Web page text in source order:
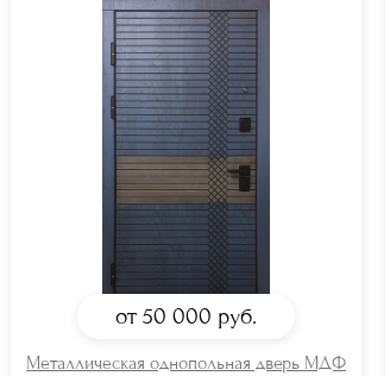
от 50 000 руб.
Металлическая однопольная дверь МДФ